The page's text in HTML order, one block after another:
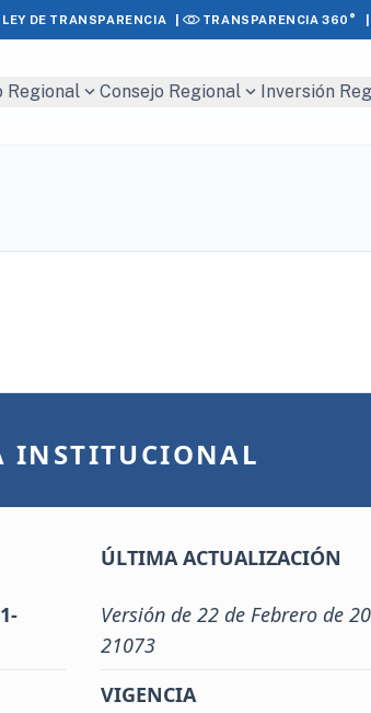
LEY DE TRANSPARENCIA | TRANSPARENCIA 360°
Regional expand_more Consejo Regional expand_more Inversión
INSTITUCIONAL
ÚLTIMA ACTUALIZACIÓN
Versión de 22 de Febrero de
21073
VIGENCIA